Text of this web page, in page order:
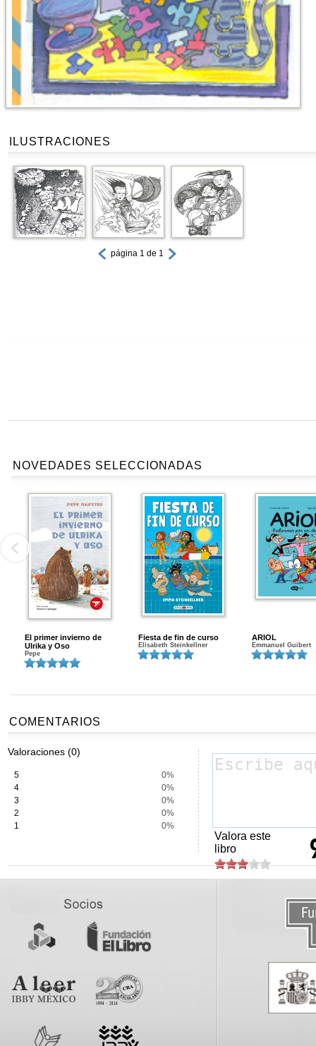
ILUSTRACIONES
página 1 de 1
NOVEDADES SELECCIONADAS
El primer invierno de
Ulrika y Oso
Pepe
Fiesta de fin de curso
Elisabeth Steinkellner
ARIOL
Emmanuel Guibert
COMENTARIOS
Valoraciones (0)
5
0%
4
0%
3
0%
2
0%
1
0%
Valora este
libro